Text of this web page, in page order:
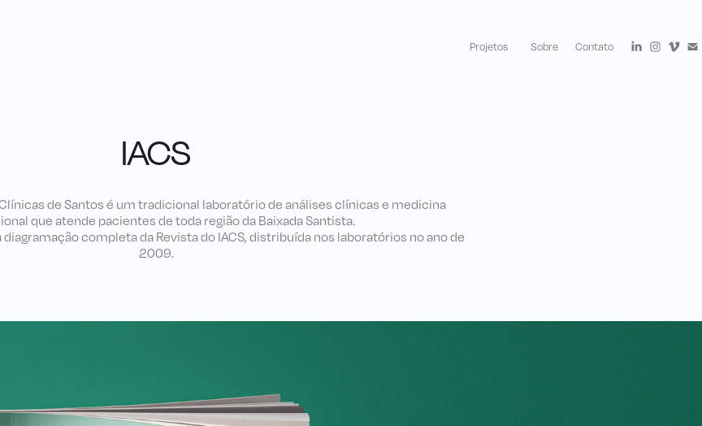
Projetos Sobre Contato
IACS
de Santos é um tradicional laboratório de análises clínicas e medicina
que atende pacientes de toda região da Baixada Santista.
completa da Revista do IACS, distribuída nos laboratórios no ano de
2009.